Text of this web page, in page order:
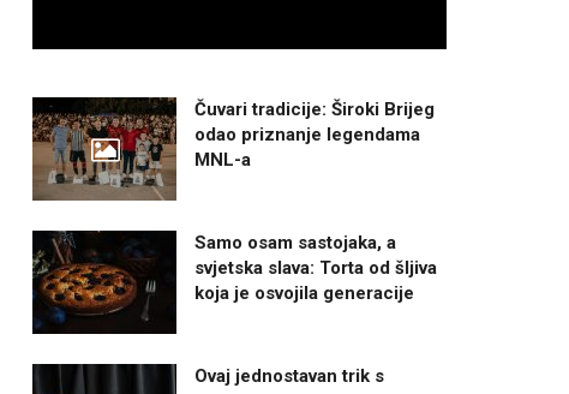
Čuvari tradicije: Široki Brijeg
odao priznanje legendama
MNL-a
Samo osam sastojaka, a
svjetska slava: Torta od šljiva
koja je osvojila generacije
Ovaj jednostavan trik s